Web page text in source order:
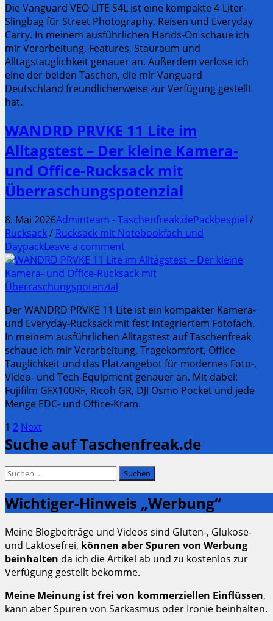
Die Vanguard VEO LITE S4L ist eine kompakte 4-Liter-
Slingbag für Street Photography, Reisen und Everyday
Carry. In meinem ausführlichen Hands-On schaue ich
mir Verarbeitung, Features, Stauraum und
Alltagstauglichkeit genauer an. Außerdem verlose ich
eine der beiden Taschen, die mir Vanguard
Deutschland freundlicherweise zur Verfügung gestellt
hat.
WANDRD PRVKE 11 Lite im
Alltagstest – Der kleine Kamera-
und Office-Rucksack mit
Überraschungspotenzial
8. Mai 2026Adminteam - Taschenfreak.dePackbespiel /
Rucksack/ Rucksack mit Notebookfach und
DaypackLeave a comment
Der WANDRD PRVKE 11 Lite ist ein kompakter Kamera-
und Everyday-Rucksack mit fest integriertem Fotofach.
In meinem ausführlichen Alltagstest auf Taschenfreak
schaue ich mir Verarbeitung, Tragekomfort, Office-
Tauglichkeit und das Platzangebot für modernes Foto-,
Video- und Tech-Equipment genauer an. Mit dabei:
Fujifilm GFX100RF, Ricoh GR, DJI Osmo Pocket und jede
Menge EDC- und Office-Kram.
Seitennummerierung
der
Beiträge
Page
1 Page
2 Next
Suche auf Taschenfreak.de
Suchen
Wichtiger-Hinweis „Werbung“
Meine Blogbeiträge und Videos sind Gluten-, Glukose-
und Laktosefrei, können aber Spuren von Werbung
beinhalten da ich die Artikel ab und zu kostenlos zur
Verfügung gestellt bekomme.
Meine Meinung ist frei von kommerziellen Einflüssen,
kann aber Spuren von Sarkasmus oder Ironie beinhalten.